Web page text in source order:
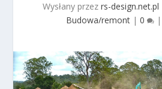
Wysłany przez rs-design.net.pl
Budowa/remont| 0 |